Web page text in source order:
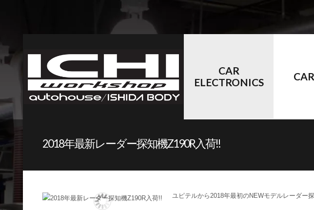
CAR
ELECTRONICS
2018年最新レーダー探知機Z190R入荷!!
ユピテルから2018年最初のNEWモデルレーダー